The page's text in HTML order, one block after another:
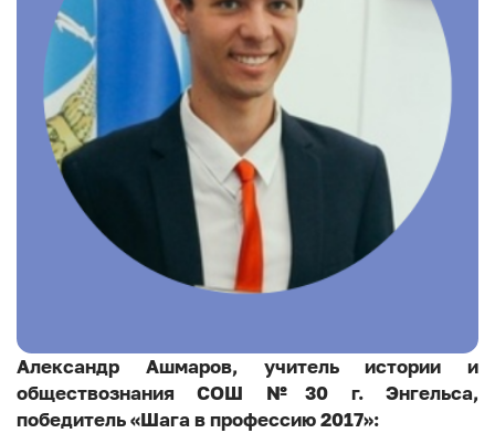
Александр Ашмаров, учитель истории и
обществознания СОШ №30 г. Энгельса,
победитель «Шага в профессию 2017»: